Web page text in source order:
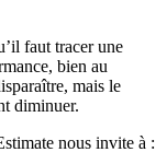
faut tracer une
bien au
mais le
diminuer.
nous invite à :